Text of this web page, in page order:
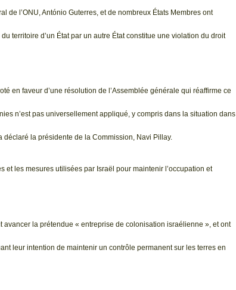
de l’ONU, António Guterres, et de nombreux États Membres ont
territoire d’un État par un autre État constitue une violation du droit
en faveur d’une résolution de l’Assemblée générale qui réaffirme ce
n’est pas universellement appliqué, y compris dans la situation dans
déclaré la présidente de la Commission, Navi Pillay.
les mesures utilisées par Israël pour maintenir l’occupation et
avancer la prétendue « entreprise de colonisation israélienne », et ont
leur intention de maintenir un contrôle permanent sur les terres en